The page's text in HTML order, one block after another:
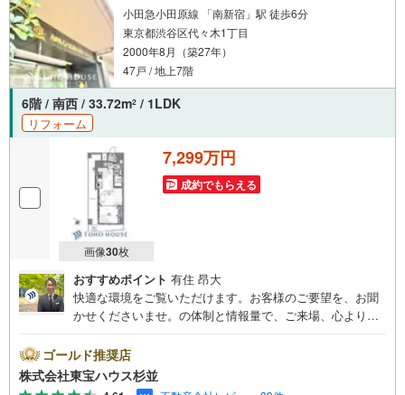
ち合わせなど、ご希望をお伝えください。ご希望条件をお
伝え頂けましたら、ご見学希望物件以外の資料も用意して
参ります。もちろん他の物件も併せてご案内させていただ
きます
小田急小田原線 「南新宿」駅 徒歩6分
東京都渋谷区代々木1丁目
2000年8月（築27年）
47戸 / 地上7階
6階 / 南西 / 33.72m2 / 1LDK
リフォーム
画像30枚
7,299万円
成約でもらえる
おすすめポイント 有住 昂大
快適な環境をご覧いただけます。お客様のご要望を、お聞
かせくださいませ。の体制と情報量で、ご来場、心よりお
「未来カレンダー」のご提案。・ 未来に起こるであろうご
自宅リフォームをオンライン上でご提案「ミラカレクラ
ブ」。・ 不動産売却時、ご自宅を綺麗にかつ瀟洒にさせる
ゴールド推奨店
株式会社東宝ハウス杉並